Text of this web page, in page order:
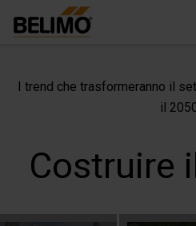
I trend che trasformeranno il
il
Costruire